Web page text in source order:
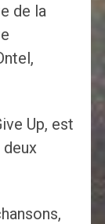
de la
Up, est